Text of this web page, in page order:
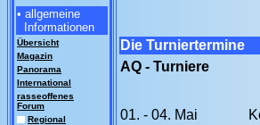
• allgemeine
Informationen
Übersicht
Magazin
Panorama
International
rasseoffenes
Forum
Regional
Die Turniertermine
AQ - Turniere
01. - 04. Mai